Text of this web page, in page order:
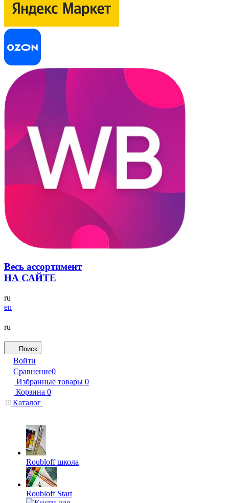
Весь ассортимент
НА САЙТЕ
ru
en
ru
Поиск
Войти
Сравнение0
Избранные товары 0
Корзина 0
Каталог
Roubloff школа
Roubloff Start